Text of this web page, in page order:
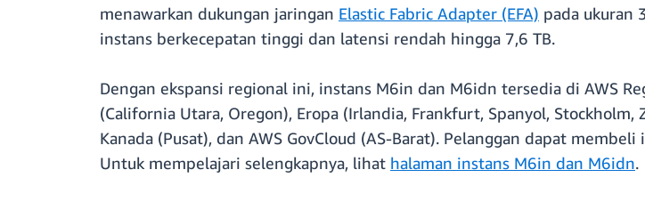
menawarkan dukungan jaringan Elastic Fabric Adapter (EFA) pada ukuran
instans berkecepatan tinggi dan latensi rendah hingga 7,6 TB.
Dengan ekspansi regional ini, instans M6in dan M6idn tersedia di AWS
(California Utara, Oregon), Eropa (Irlandia, Frankfurt, Spanyol, Stockholm,
Kanada (Pusat), dan AWS GovCloud (AS-Barat). Pelanggan dapat
Untuk mempelajari selengkapnya, lihat halaman instans M6in dan M6idn.